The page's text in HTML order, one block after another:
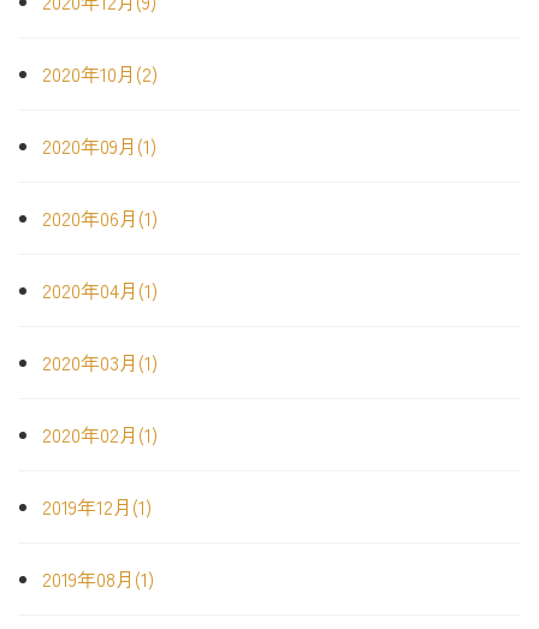
2020年10月(2)
2020年09月(1)
2020年06月(1)
2020年04月(1)
2020年03月(1)
2020年02月(1)
2019年12月(1)
2019年08月(1)